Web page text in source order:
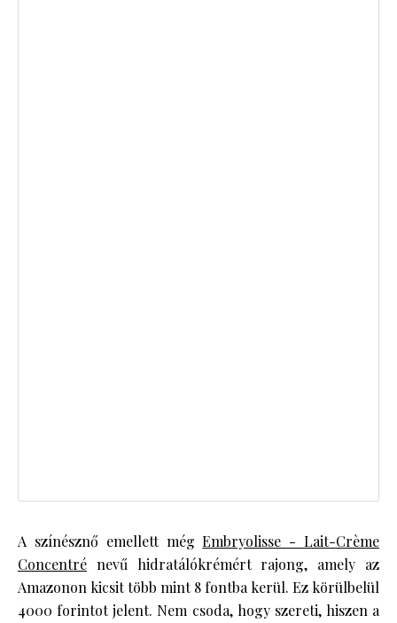
A színésznő emellett mégEmbryolisse - Lait-Crème
Concentré nevű hidratálókrémért rajong, amely az
Amazonon kicsit több mint 8 fontba kerül. Ez körülbelül
4000 forintot jelent. Nem csoda, hogy szereti, hiszen a